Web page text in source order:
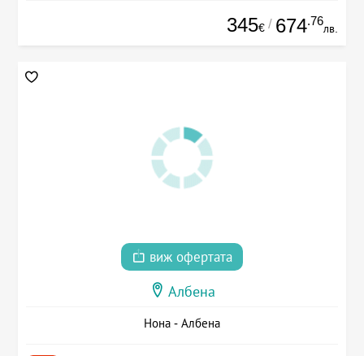
345€ / 674.76
лв.
виж офертата
Албена
Нона - Албена